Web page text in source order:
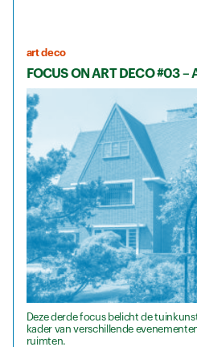
art deco
FOCUS ON ART DECO #03
Deze derde focus belicht de
kader van verschillende
ruimten.